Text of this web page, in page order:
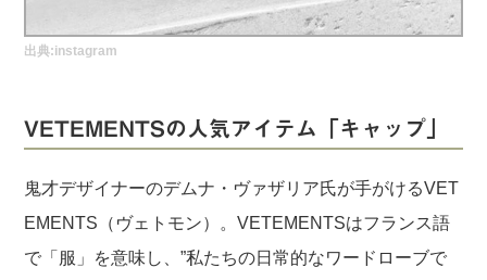
海外SHOP LIST
出典:instagram
VETEMENTSの人気アイテム「キャップ」
鬼才デザイナーのデムナ・ヴァザリア氏が手がけるVET
EMENTS（ヴェトモン）。VETEMENTSはフランス語
で「服」を意味し、”私たちの日常的なワードローブで